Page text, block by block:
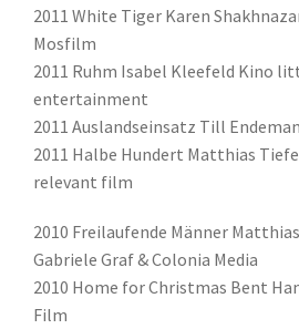
2011 White Tiger Karen
Mosfilm
2011 Ruhm Isabel Kleefeld Kino
entertainment
2011 Auslandseinsatz Till
2011 Halbe Hundert Matthias
relevant film
2010 Freilaufende Männer
Gabriele Graf & Colonia Media
2010 Home for Christmas Bent
Film